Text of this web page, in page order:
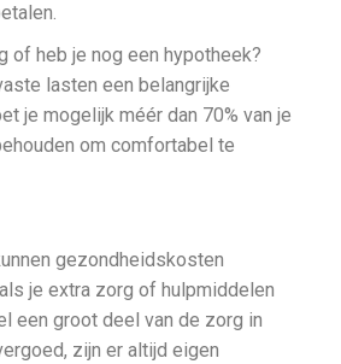
of heb je nog een hypotheek?
lasten een belangrijke
je mogelijk méér dan 70% van je
om comfortabel te
gezondheidskosten
je extra zorg of hulpmiddelen
een groot deel van de zorg in
zijn er altijd eigen